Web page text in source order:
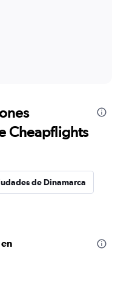
Cheapflights
de Dinamarca